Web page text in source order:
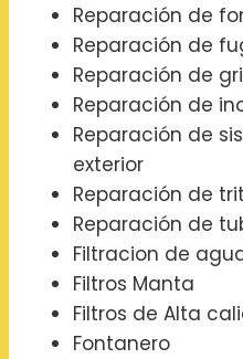
Reparación de
Reparación de
Reparación de
Reparación de
Reparación de
exterior
Reparación de
Reparación de
Filtracion de
Filtros Manta
Filtros de Alta
Fontanero